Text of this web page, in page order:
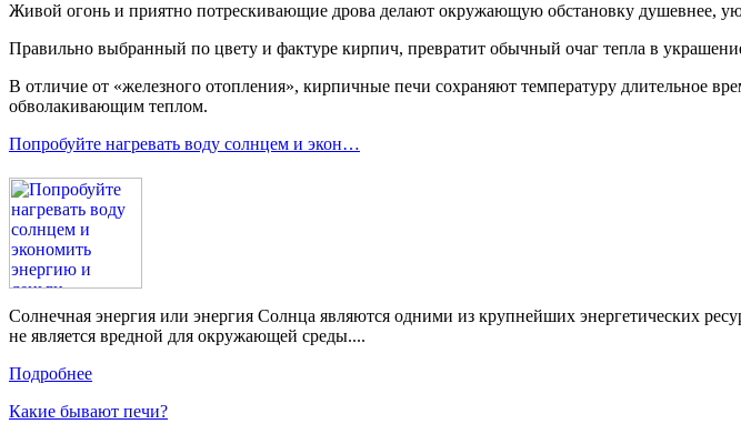
Живой огонь и приятно потрескивающие дрова делают окружающую обстановку душевнее,
Правильно выбранный по цвету и фактуре кирпич, превратит обычный очаг тепла в
В отличие от «железного отопления», кирпичные печи сохраняют температуру длительное
обволакивающим теплом.
Попробуйте нагревать воду солнцем и экон…
Солнечная энергия или энергия Солнца являются одними из крупнейших энергетических
не является вредной для окружающей среды....
Подробнее
Какие бывают печи?